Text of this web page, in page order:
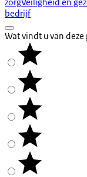
bedrijf
Wat vindt u van deze